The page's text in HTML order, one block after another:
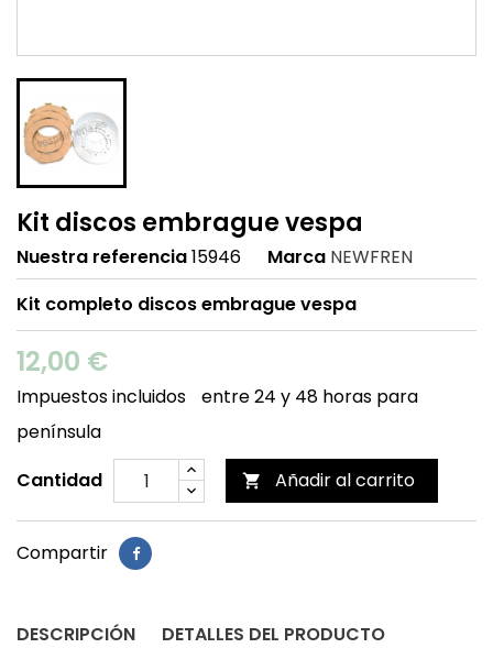
Kit discos embrague vespa
Nuestra referencia15946 Marca NEWFREN
Kit completo discos embrague vespa
12,00 €
Impuestos incluidos
entre 24 y 48 horas para
península
Cantidad
 Añadir al carrito
Compartir
DESCRIPCIÓN DETALLES DEL PRODUCTO